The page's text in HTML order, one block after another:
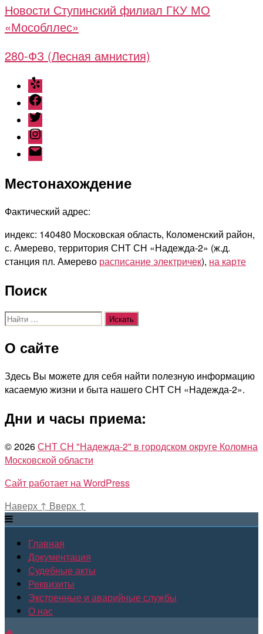
Новости Ступинский филиал ГКУ МО
«Мособллес»
280-ФЗ (Лесная амнистия)
Yelp
Facebook
Twitter
Instagram
Email
Местонахождение
Фактический адрес:
индекс: 140480 Московская область, Коломенский район,
с. Амерево, территория СНТ СН «Надежда-2» (ж.д.
станция пл. Амерево расписание электричек), на карте
Поиск
Поиск:
О сайте
Здесь Вы можете для себя найти полезную информацию
касаемую жизни и быта нашего СНТ СН «Надежда-2».
Дни и часы приема:
© 2026СНТ СН "Надежда-2" в городском округе Коломна
Московской области
Сайт работает на WordPress
Наверх ↑ Вверх ↑
Главная
Документация
Судебные акты
Реквизиты
Экстренные и аварийные службы
О нас